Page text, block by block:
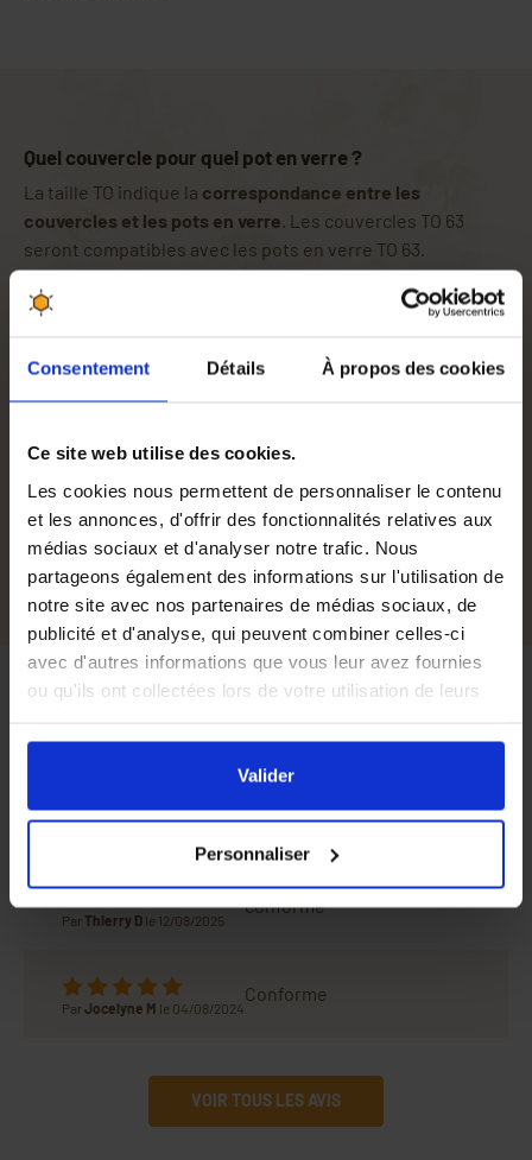
Consentement Détails À propos des cookies
Ce site web utilise des cookies.
Les cookies nous permettent de personnaliser le contenu
et les annonces, d'offrir des fonctionnalités relatives aux
médias sociaux et d'analyser notre trafic. Nous
partageons également des informations sur l'utilisation de
notre site avec nos partenaires de médias sociaux, de
publicité et d'analyse, qui peuvent combiner celles-ci
avec d'autres informations que vous leur avez fournies
ou qu'ils ont collectées lors de votre utilisation de leurs
En cliquant sur le boutonValidervous acceptez
l'ensemble des cookies de notre site ainsi que ceux de
nos partenaires. Vous pouvez également choisir les
Valider
Personnaliser
Quel couvercle pour quel pot en verre ?
La taille TO indique la correspondance entre les
couvercles et les pots en verre. Les couvercles TO 63
seront compatibles avec les pots en verre TO 63.
Si vous ne connaissez pas cette valeur alors, il suffit de
mesurer le diamètre intérieur de votre couvercle (une
mesurer le diamètre extérieur (avec filetage) de
l'ouverture de votre pot en verre (une valeur de 63 mm
Taille Couvercle TO 82
Modèle Ruche (fond doré)
Parfait
ParThierry D le 12/08/2025
conforme
ParJocelyne M le 04/08/2024
Conforme
VOIR TOUS LES AVIS